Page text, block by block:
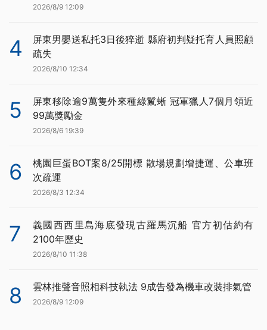
2026/8/9 12:09
4
屏東男嬰送私托3日後猝逝 縣府初判疑托育人員照顧
疏失
2026/8/10 12:34
5
屏東移除逾9萬隻外來種綠鬣蜥 冠軍獵人7個月領近
99萬獎勵金
2026/8/6 19:39
6
桃園巨蛋BOT案8/25開標 散場規劃增捷運、公車班
次疏運
2026/8/3 12:34
7
義國西西里島海底發現古羅馬沉船 官方初估約有
2100年歷史
2026/8/10 11:38
8 雲林推聲音照相科技執法 9成告發為機車改裝排氣管
2026/8/9 12:09